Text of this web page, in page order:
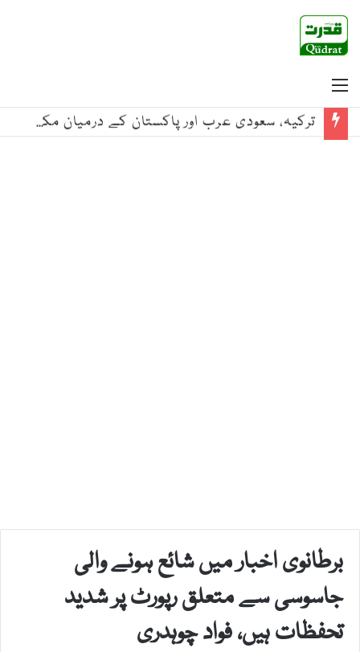
وزیراعظم شہباز شریف کی سعودی ولی عہد محمد بن سلمان سے ملاقات
برطانوی اخبار میں شائع ہونے والی
جاسوسی سے متعلق رپورٹ پر شدید
تحفظات ہیں، فواد چوہدری